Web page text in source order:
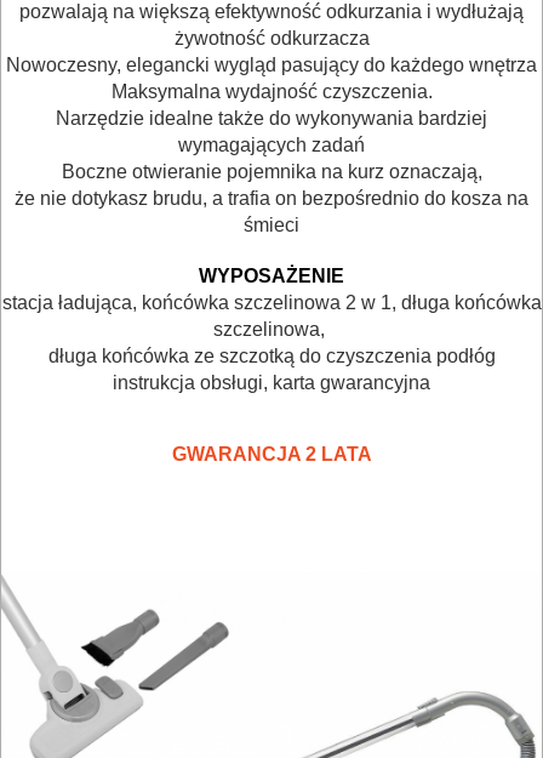
DREWNA
OBRÓBKA
METALU
RĘCZNE
NARZĘDZIA
PNEUMATYCZNE
AKCESORIA
KOMPRESORY
pozwalają na większą efektywność odkurzania i wydłużają
żywotność odkurzacza
Nowoczesny, elegancki wygląd pasujący do każdego wnętrza
Maksymalna wydajność czyszczenia.
Narzędzie idealne także do wykonywania bardziej
wymagających zadań
Boczne otwieranie pojemnika na kurz oznaczają,
że nie dotykasz brudu, a trafia on bezpośrednio do kosza na
śmieci
WYPOSAŻENIE
stacja ładująca, końcówka szczelinowa 2 w 1, długa końcówka
szczelinowa,
długa końcówka ze szczotką do czyszczenia podłóg
instrukcja obsługi, karta gwarancyjna
GWARANCJA 2 LATA